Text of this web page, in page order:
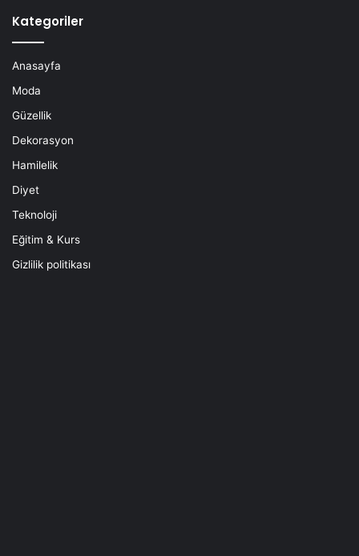
Kategoriler
Anasayfa
Moda
Güzellik
Dekorasyon
Hamilelik
Diyet
Teknoloji
Eğitim & Kurs
Gizlilik politikası